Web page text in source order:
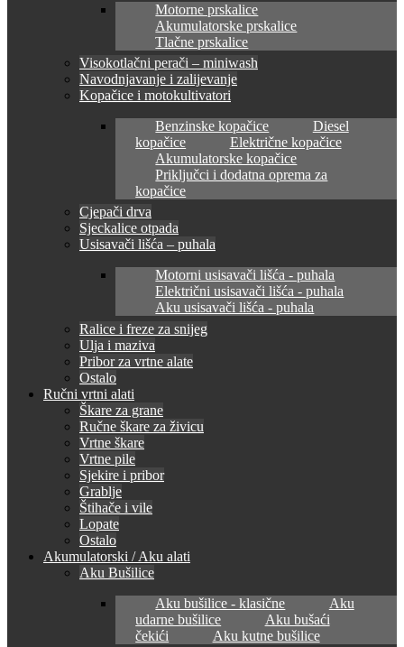
Motorne prskalice
Akumulatorske prskalice
Tlačne prskalice
Visokotlačni perači – miniwash
Navodnjavanje i zalijevanje
Kopačice i motokultivatori
Benzinske kopačice
Diesel
kopačice
Električne kopačice
Akumulatorske kopačice
Priključci i dodatna oprema za
kopačice
Cjepači drva
Sjeckalice otpada
Usisavači lišća – puhala
Motorni usisavači lišća - puhala
Električni usisavači lišća - puhala
Aku usisavači lišća - puhala
Ralice i freze za snijeg
Ulja i maziva
Pribor za vrtne alate
Ostalo
Ručni vrtni alati
Škare za grane
Ručne škare za živicu
Vrtne škare
Vrtne pile
Sjekire i pribor
Grablje
Štihače i vile
Lopate
Ostalo
Akumulatorski / Aku alati
Aku Bušilice
Aku bušilice - klasične
Aku
udarne bušilice
Aku bušaći
čekići
Aku kutne bušilice